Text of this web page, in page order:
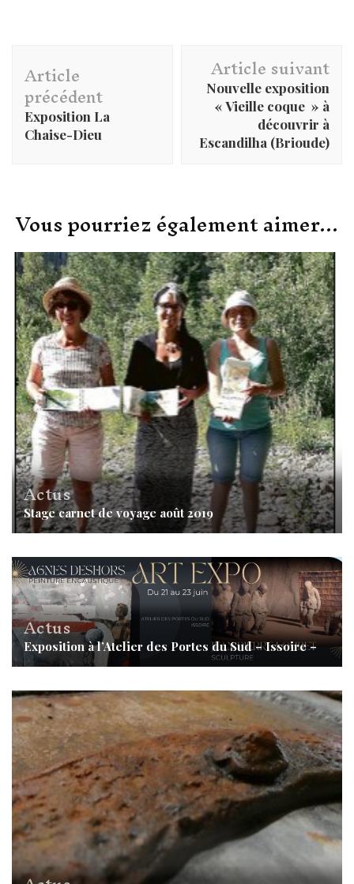
Navigation
d'article
Article
précédent
Exposition La
Chaise-Dieu
Article suivant
Nouvelle exposition
« Vieille coque » à
découvrir à
Escandilha (Brioude)
Vous pourriez également aimer...
Actus
Stage carnet de voyage août 2019
Actus
Exposition à l’Atelier des Portes du Sud – Issoire –